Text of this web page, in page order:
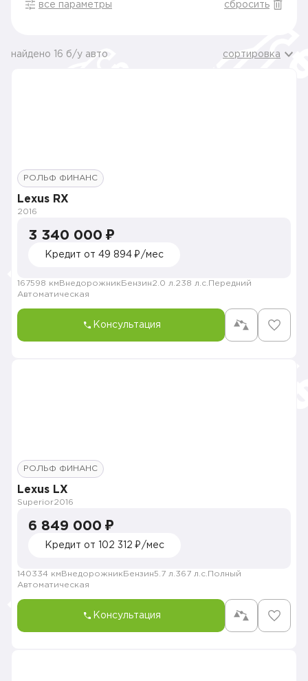
все параметры сбросить
найдено 16 б/у авто сортировка
РОЛЬФ ФИНАНС
Lexus RX
2016
3 340 000 ₽
Кредит от 49 894 ₽/мес
167598 км Внедорожник Бензин2.0 л. 238 л.с. Передний
Автоматическая
Консультация
РОЛЬФ ФИНАНС
Lexus LX
Superior2016
6 849 000 ₽
Кредит от 102 312 ₽/мес
140334 км Внедорожник Бензин5.7 л. 367 л.с. Полный
Автоматическая
Консультация